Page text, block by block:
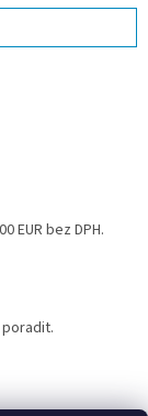
EUR bez DPH.